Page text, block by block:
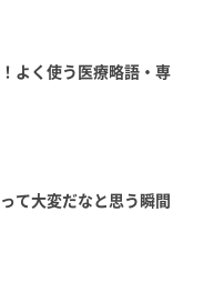
よく使う医療略語・専
て大変だなと思う瞬間